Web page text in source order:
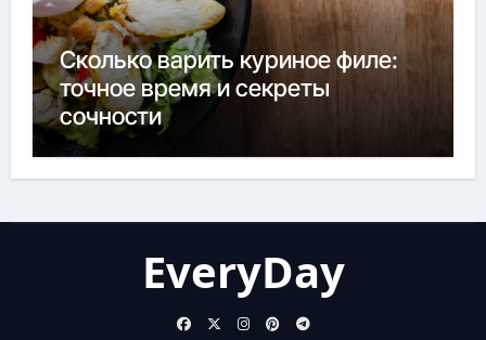
Сколько варить куриное филе:
точное время и секреты
сочности
EveryDay